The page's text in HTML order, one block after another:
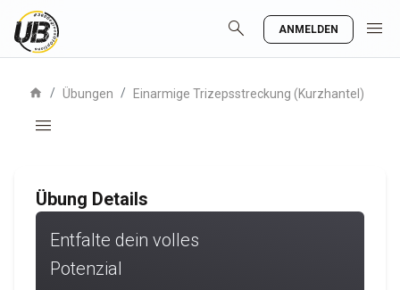
search ANMELDEN menu
home / Übungen / Einarmige Trizepsstreckung (Kurzhantel)
menu
Übung Details
Entfalte dein volles
Potenzial